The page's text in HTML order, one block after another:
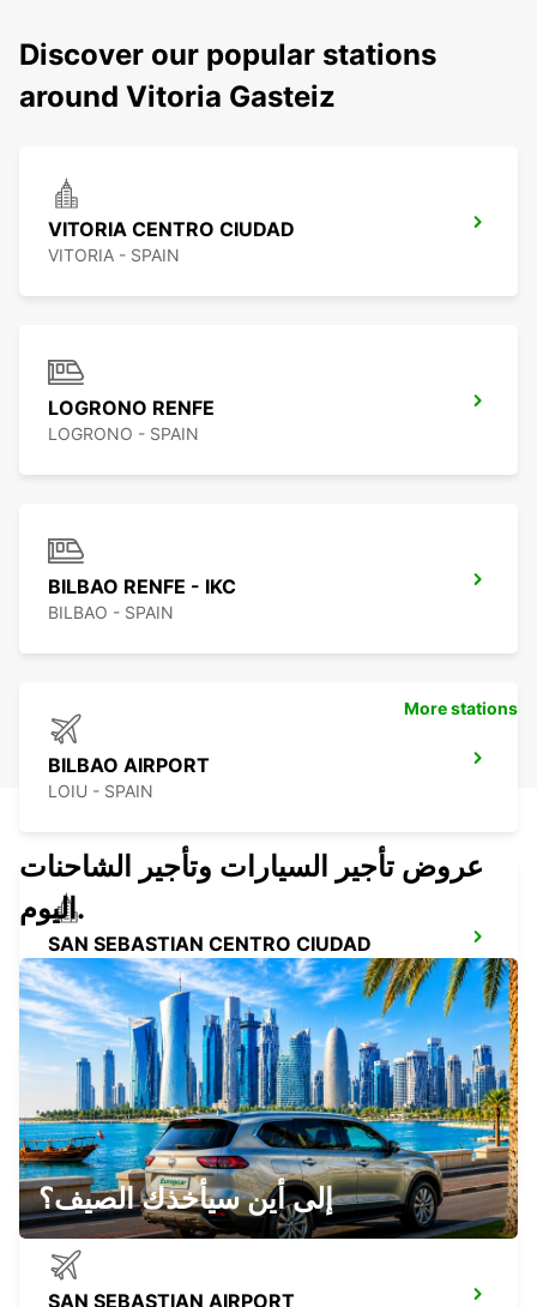
Discover our popular stations
around Vitoria Gasteiz
VITORIA CENTRO CIUDAD
VITORIA - SPAIN
LOGRONO RENFE
LOGRONO - SPAIN
BILBAO RENFE - IKC
BILBAO - SPAIN
BILBAO AIRPORT
LOIU - SPAIN
SAN SEBASTIAN CENTRO CIUDAD
SAN SEBASTIAN - SPAIN
PAMPLONA
PAMPLONA - SPAIN
SAN SEBASTIAN AIRPORT
More stations
عروض تأجير السيارات وتأجير الشاحنات
اليوم.
إلى أين سيأخذك الصيف؟